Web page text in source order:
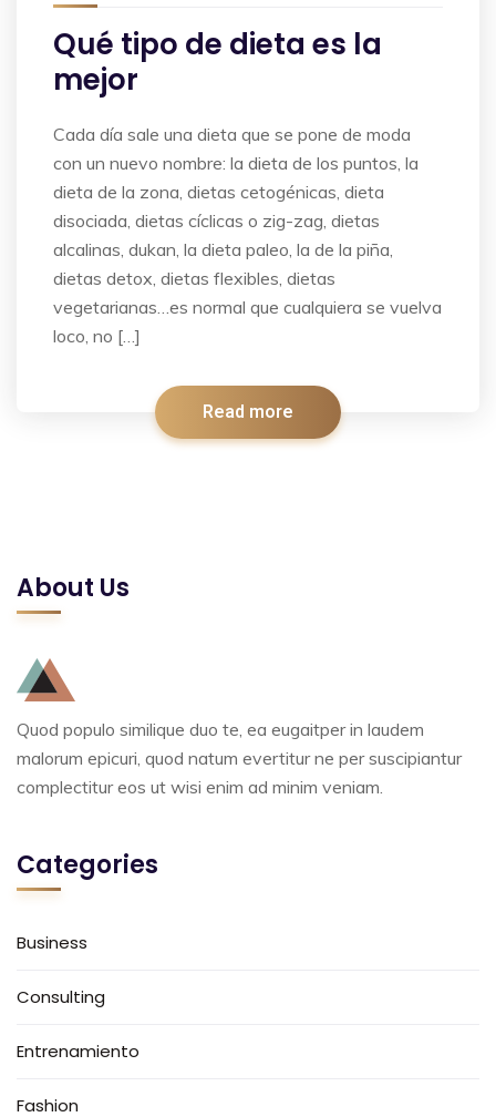
Qué tipo de dieta es la
mejor
Cada día sale una dieta que se pone de moda
con un nuevo nombre: la dieta de los puntos, la
dieta de la zona, dietas cetogénicas, dieta
disociada, dietas cíclicas o zig-zag, dietas
alcalinas, dukan, la dieta paleo, la de la piña,
dietas detox, dietas flexibles, dietas
vegetarianas…es normal que cualquiera se vuelva
loco, no […]
Read more
About Us
Quod populo similique duo te, ea eugaitper in laudem
malorum epicuri, quod natum evertitur ne per suscipiantur
complectitur eos ut wisi enim ad minim veniam.
Categories
Business
Consulting
Entrenamiento
Fashion